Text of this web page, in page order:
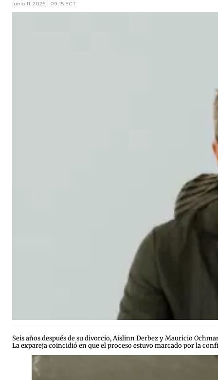
junio 11, 2026 | 09:15 ECT
Seis años después de su divorcio, Aislinn Derbez y Mauricio
La expareja coincidió en que el proceso estuvo marcado por la